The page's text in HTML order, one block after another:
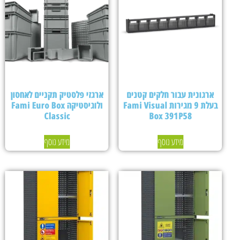
ארגונית עבור חלקים קטנים
בעלת 9 מגירות Fami Visual
Box 391P58
מידע נוסף
ארגזי פלסטיק תקניים לאחסון
ולוגיסטיקה Fami Euro Box
Classic
מידע נוסף